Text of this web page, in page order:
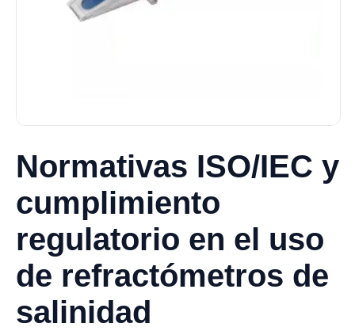
Normativas ISO/IEC y
cumplimiento
regulatorio en el uso
de refractómetros de
salinidad